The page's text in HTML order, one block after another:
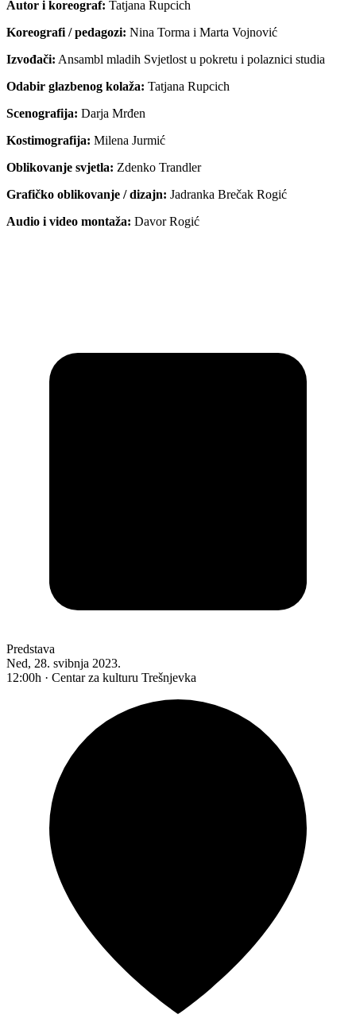
Autor i koreograf: Tatjana Rupcich
Koreografi / pedagozi: Nina Torma i Marta Vojnović
Izvođači: Ansambl mladih Svjetlost u pokretu i polaznici studia
Odabir glazbenog kolaža: Tatjana Rupcich
Scenografija: Darja Mrđen
Kostimografija: Milena Jurmić
Oblikovanje svjetla: Zdenko Trandler
Grafičko oblikovanje / dizajn: Jadranka Brečak Rogić
Audio i video montaža: Davor Rogić
Predstava
Ned, 28. svibnja 2023.
12:00h · Centar za kulturu Trešnjevka